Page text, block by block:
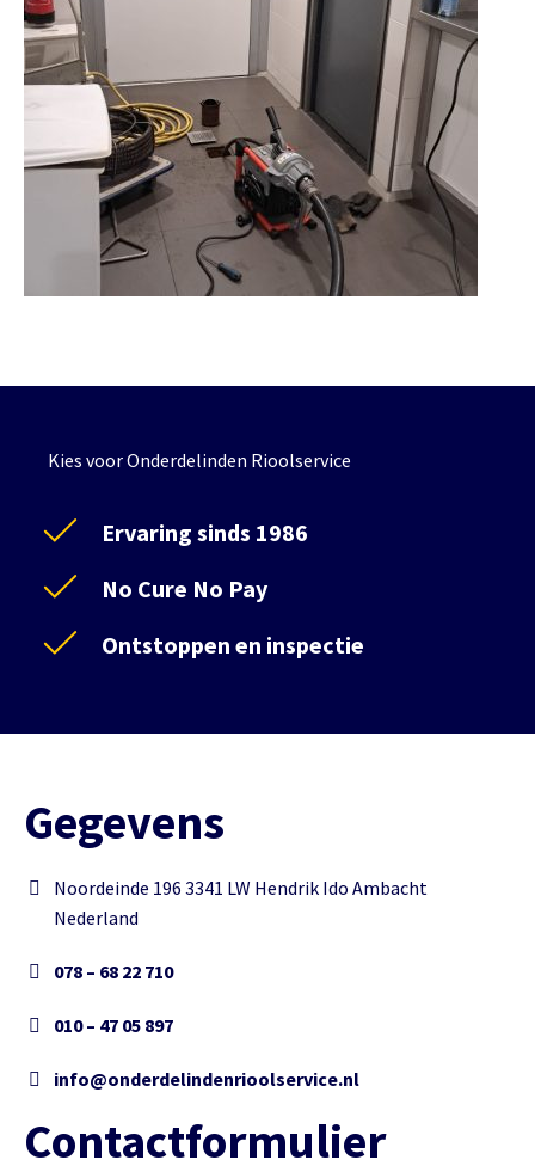
Kies voor Onderdelinden Rioolservice
Ervaring sinds 1986
No Cure No Pay
Ontstoppen en inspectie
Gegevens
Noordeinde 196 3341 LW Hendrik Ido Ambacht
Nederland
078 – 68 22 710
010 – 47 05 897
info@onderdelindenrioolservice.nl
Contactformulier